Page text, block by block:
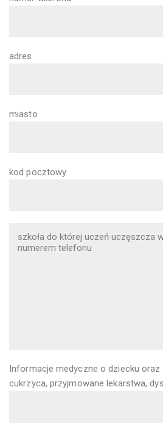
adres
miasto
kod pocztowy
Informacje medyczne o dziecku oraz
cukrzyca, przyjmowane lekarstwa,